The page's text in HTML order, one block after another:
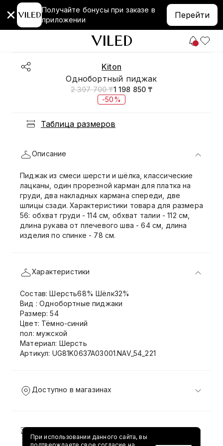
Получайте бонусы при заказе в
приложении
Перейти
Kiton
Однобортный пиджак
2 397 700 ₸1 198 850 ₸
-50%
Таблица размеров
Описание
Пиджак из смеси шерсти и шёлка, классические
лацканы, один прорезной карман для платка на
груди, два накладных кармана спереди, две
шлицы сзади. Характеристики товара для размера
56: обхват груди - 114 см, обхват талии - 112 см,
длина рукава от плечевого шва - 64 см, длина
изделия по спинке - 78 см.
Характеристики
Состав: Шерсть68% Шёлк32%
Вид : Однобортные пиджаки
Размер: 54
Цвет: Тёмно-синий
пол: мужской
Материал: Шерсть
Артикул: UG81K0637A03001.NAV_54_221
Доступно в магазинах
Доставка и возврат
При использовании данного сайта, вы